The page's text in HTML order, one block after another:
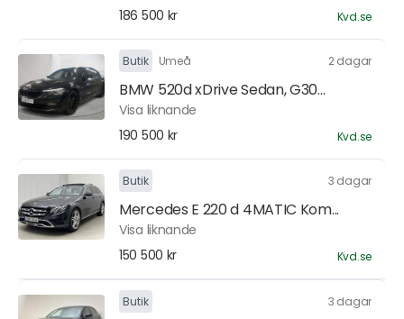
186 500 kr
Kvd.se
Butik Umeå 2 dagar
BMW 520d xDrive Sedan, G30...
Visa liknande
190 500 kr
Kvd.se
Butik 3 dagar
Mercedes E 220 d 4MATIC Kom...
Visa liknande
150 500 kr
Kvd.se
Butik 3 dagar